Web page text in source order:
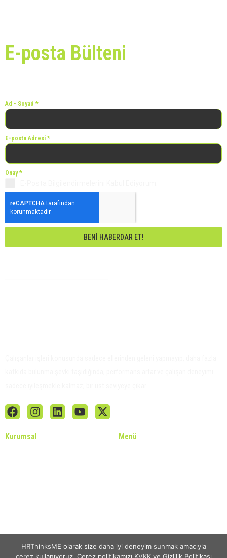
E-posta Bülteni
Ad - Soyad *
E-posta Adresi *
Onay*
BENI HABERDAR ET!
Kurumsal Menü
HRThinksME olarak size daha iyi deneyim sunmak amacıyla